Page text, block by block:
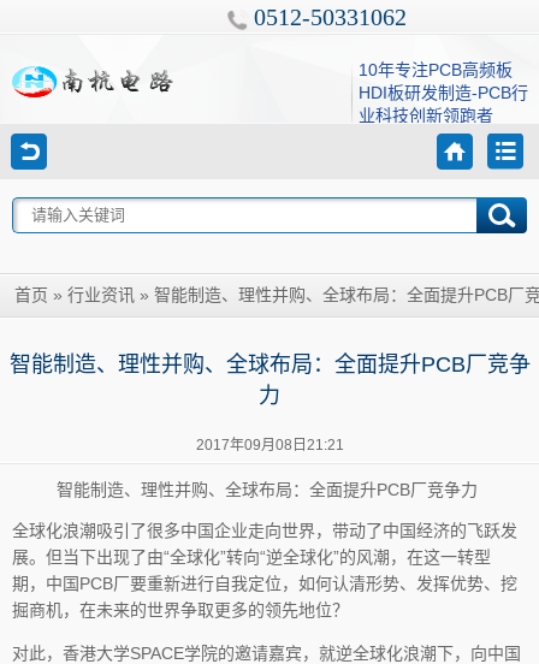
0512-50331062
10年专注PCB高频板
HDI板研发制造-PCB行
业科技创新领跑者
首页 » 行业资讯 » 智能制造、理性并购、全球布局：全面提升PCB厂
智能制造、理性并购、全球布局：全面提升PCB厂竞争
力
2017年09月08日21:21
智能制造、理性并购、全球布局：全面提升PCB厂竞争力
全球化浪潮吸引了很多中国企业走向世界，带动了中国经济的飞跃发
展。但当下出现了由“全球化”转向“逆全球化”的风潮，在这一转型
期，中国PCB厂要重新进行自我定位，如何认清形势、发挥优势、挖
掘商机，在未来的世界争取更多的领先地位？
对此，香港大学SPACE学院的邀请嘉宾，就逆全球化浪潮下，向中国